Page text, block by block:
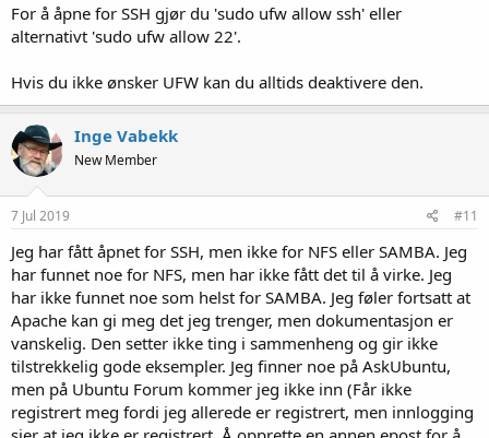
For å åpne for SSH gjør du 'sudo ufw allow ssh' eller
alternativt 'sudo ufw allow 22'.
Hvis du ikke ønsker UFW kan du alltids deaktivere den.
Inge Vabekk
New Member
7 Jul 2019 #11
Jeg har fått åpnet for SSH, men ikke for NFS eller SAMBA. Jeg
har funnet noe for NFS, men har ikke fått det til å virke. Jeg
har ikke funnet noe som helst for SAMBA. Jeg føler fortsatt at
Apache kan gi meg det jeg trenger, men dokumentasjon er
vanskelig. Den setter ikke ting i sammenheng og gir ikke
tilstrekkelig gode eksempler. Jeg finner noe på AskUbuntu,
men på Ubuntu Forum kommer jeg ikke inn (Får ikke
registrert meg fordi jeg allerede er registrert, men innlogging